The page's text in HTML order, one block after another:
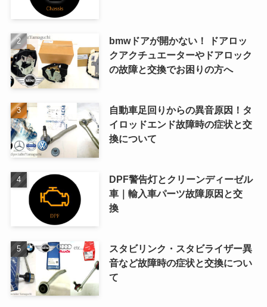
bmwドアが開かない！ ドアロッ
クアクチュエーターやドアロック
の故障と交換でお困りの方へ
自動車足回りからの異音原因！タ
イロッドエンド故障時の症状と交
換について
DPF警告灯とクリーンディーゼル
車｜輸入車パーツ故障原因と交
換
スタビリンク・スタビライザー異
音など故障時の症状と交換につい
て